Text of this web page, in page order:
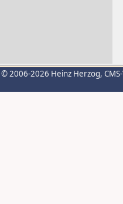
© 2006-2026 Heinz Herzog,